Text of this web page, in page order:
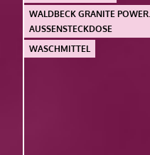
WALDBECK GRANITE POWER.
AUSSENSTECKDOSE
WASCHMITTEL